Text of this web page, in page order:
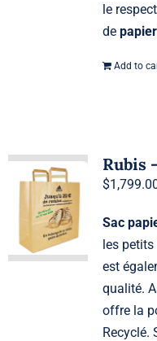
le
de
Add to
Rubis
$
Sac
les petits
est
qualité.
offre la
Recyclé.